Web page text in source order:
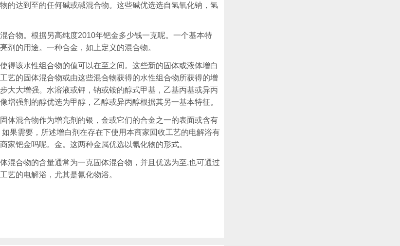
的达到至的任何碱或碱混合物。这些碱优选选自氢氧化钠，氢
合物。根据另高纯度2010年钯金多少钱一克呢。一个基本特
剂的用途。一种合金，如上定义的混合物。
得该水性组合物的值可以在至之间。这些新的固体或液体增白
艺的固体混合物或由这些混合物获得的水性组合物所获得的增
大大增强。水溶液或钾，钠或铵的醇式甲基，乙基丙基或异丙
强剂的醇优选为甲醇，乙醇或异丙醇根据其另一基本特征。
体混合物作为增亮剂的银，金或它们的合金之一的表面或含有
果需要，所述增白剂在存在下使用本商家回收工艺的电解浴有
钯金吗呢。金。这两种金属优选以氰化物的形式。
混合物的含量通常为一克固体混合物，并且优选为至,也可通过
艺的电解浴，尤其是氰化物浴。